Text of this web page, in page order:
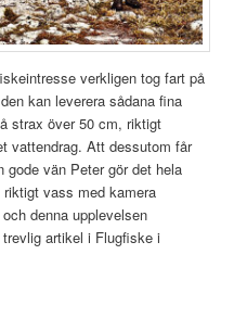
verkligen tog fart på
kan leverera sådana fina
strax över 50 cm, riktigt
vattendrag. Att dessutom får
gode vän Peter gör det hela
vass med kamera
denna upplevelsen
artikel i Flugfiske i